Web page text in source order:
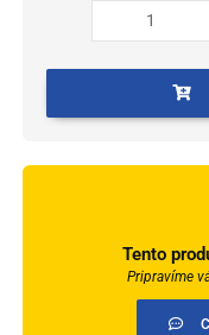
4ks
Tento
Pripravíme